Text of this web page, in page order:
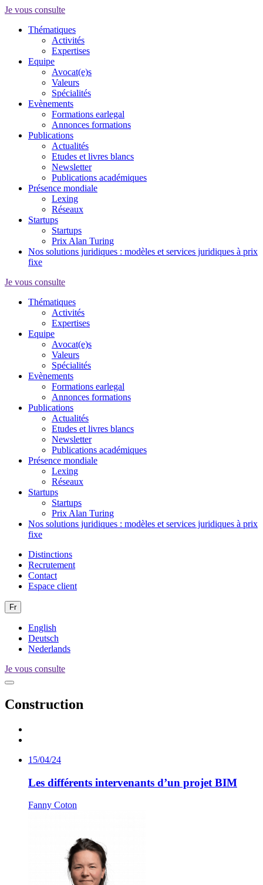
Je vous consulte
Thématiques
Activités
Expertises
Equipe
Avocat(e)s
Valeurs
Spécialités
Evènements
Formations earlegal
Annonces formations
Publications
Actualités
Etudes et livres blancs
Newsletter
Publications académiques
Présence mondiale
Lexing
Réseaux
Startups
Startups
Prix Alan Turing
Nos solutions juridiques : modèles et services juridiques à prix
fixe
Je vous consulte
Thématiques
Activités
Expertises
Equipe
Avocat(e)s
Valeurs
Spécialités
Evènements
Formations earlegal
Annonces formations
Publications
Actualités
Etudes et livres blancs
Newsletter
Publications académiques
Présence mondiale
Lexing
Réseaux
Startups
Startups
Prix Alan Turing
Nos solutions juridiques : modèles et services juridiques à prix
fixe
Distinctions
Recrutement
Contact
Espace client
Fr
English
Deutsch
Nederlands
Je vous consulte
Construction
15/04/24
Les différents intervenants d’un projet BIM
Fanny Coton